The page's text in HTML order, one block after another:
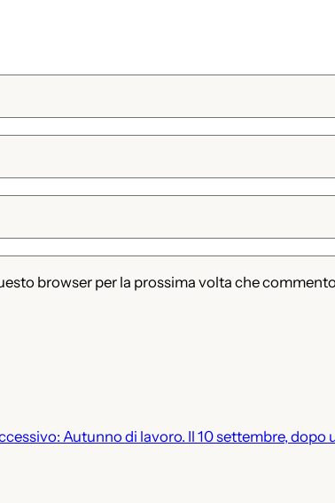
browser per la prossima volta che
Autunno di lavoro. Il 10 settembre, dopo